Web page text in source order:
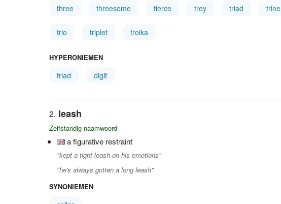
three threesome tierce trey triad trine
trio triplet troika
HYPERONIEMEN
triad digit
leash
Zelfstandig naamwoord
a figurative restraint
"kept a tight leash on his emotions"
"he's always gotten a long leash"
SYNONIEMEN